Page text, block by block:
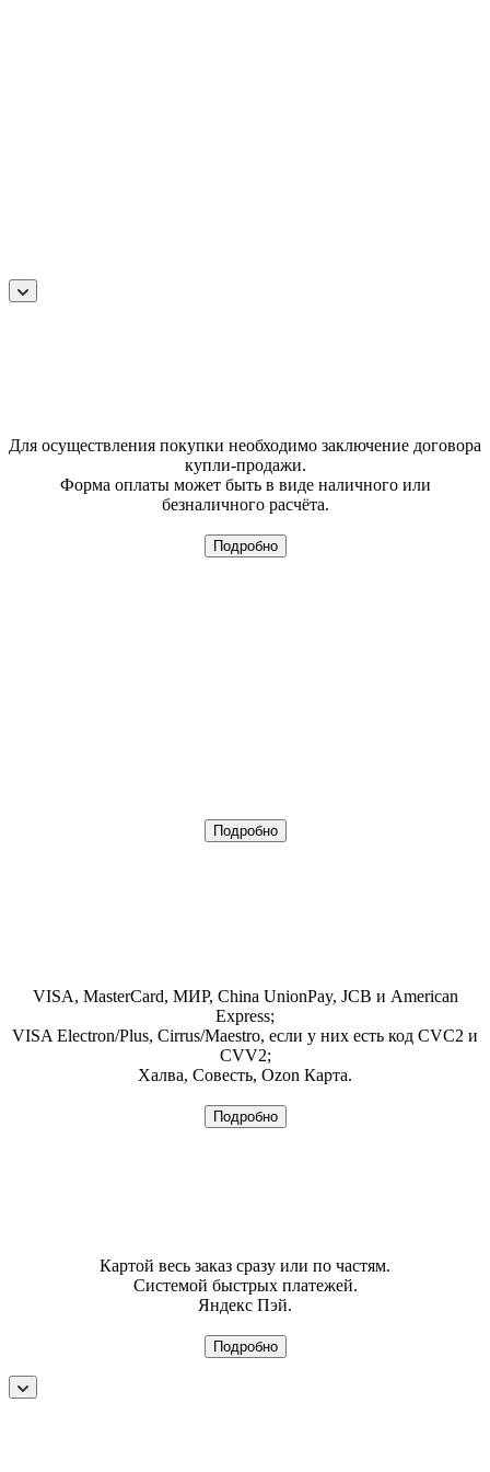
Для осуществления покупки необходимо заключение договора
купли-продажи.
Форма оплаты может быть в виде наличного или
безналичного расчёта.
Подробно
Подробно
VISA, MasterCard, МИР, China UnionPay, JCB и American
Express;
VISA Electron/Plus, Cirrus/Maestro, если у них есть код CVC2 и
CVV2;
Халва, Совесть, Ozon Карта.
Подробно
Картой весь заказ сразу или по частям.
Системой быстрых платежей.
Яндекс Пэй.
Подробно